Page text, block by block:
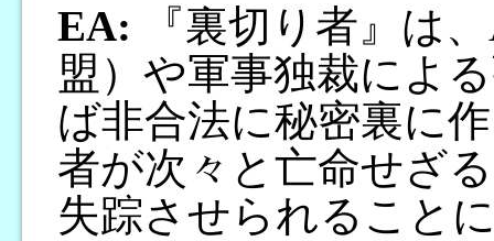
EA: 『裏切り者』は
盟）や軍事独裁によ
ば非合法に秘密裏に
者が次々と亡命せざ
失踪させられること